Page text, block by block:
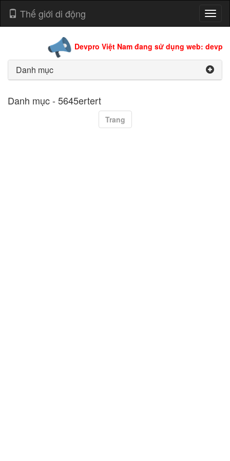
Thế giới di động
Devpro Việt Nam đang sử dụng web:
Danh mục
Danh mục - 5645ertert
Trang